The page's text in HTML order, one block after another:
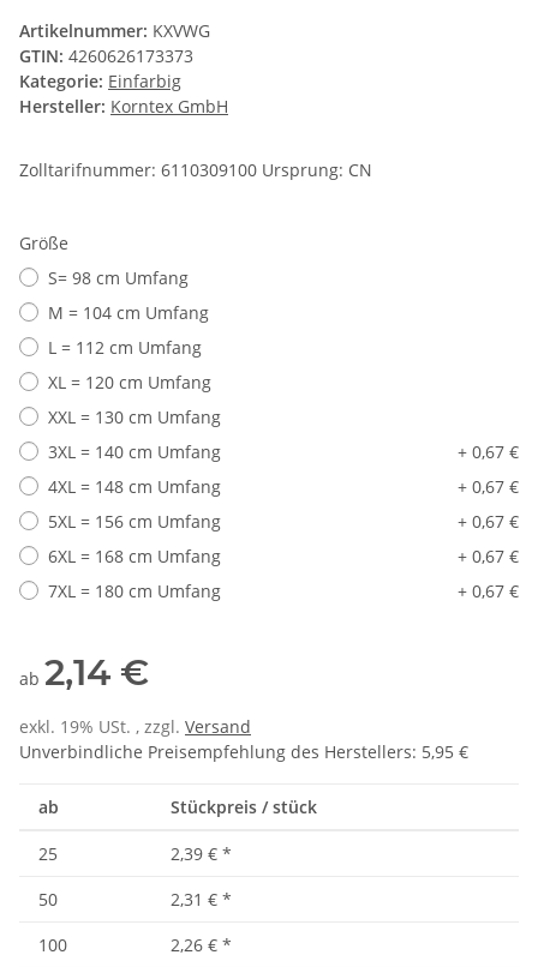
Artikelnummer: KXVWG
GTIN: 4260626173373
Kategorie: Einfarbig
Hersteller: Korntex GmbH
Zolltarifnummer: 6110309100 Ursprung: CN
Größe
S= 98 cm Umfang
M = 104 cm Umfang
L = 112 cm Umfang
XL = 120 cm Umfang
XXL = 130 cm Umfang
3XL = 140 cm Umfang
+ 0,67 €
4XL = 148 cm Umfang
+ 0,67 €
5XL = 156 cm Umfang
+ 0,67 €
6XL = 168 cm Umfang
+ 0,67 €
7XL = 180 cm Umfang
+ 0,67 €
ab 2,14 €
exkl. 19% USt. , zzgl. Versand
Unverbindliche Preisempfehlung des Herstellers: 5,95 €
ab Stückpreis / stück
25 2,39 € *
50
2,31 € *
100
2,26 € *